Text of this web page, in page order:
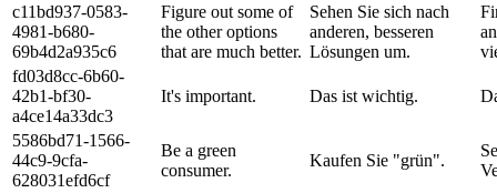
c11bd937-0583-
4981-b680-
69b4d2a935c6
Figure out some of
the other options
that are much better.
Sehen Sie sich nach
anderen, besseren
Lösungen um.
fd03d8cc-6b60-
42b1-bf30-
a4ce14a33dc3
It's important. Das ist wichtig.
5586bd71-1566-
44c9-9cfa-
628031efd6cf
Be a green
consumer.
Kaufen Sie "grün".